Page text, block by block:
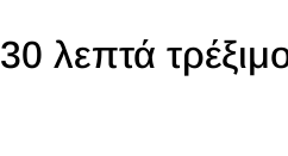
30 λεπτά